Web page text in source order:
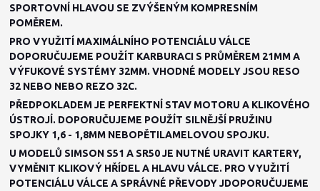
SPORTOVNÍ HLAVOU SE ZVÝŠENÝM KOMPRESNÍM
POMĚREM.
PRO VYUŽITÍ MAXIMÁLNÍHO POTENCIÁLU VÁLCE
DOPORUČUJEME POUŽÍT KARBURACI S PRŮMĚREM 21MM A
VÝFUKOVÉ SYSTÉMY 32MM. VHODNÉ MODELY JSOU RESO
32 NEBO NEBO REZO 32C.
PŘEDPOKLADEM JE PERFEKTNÍ STAV MOTORU A KLIKOVÉHO
ÚSTROJÍ. DOPORUČUJEME POUŽÍT SILNĚJŠÍ PRUŽINU
SPOJKY 1,6 - 1,8MM NEBOPĚTILAMELOVOU SPOJKU.
U MODELŮ SIMSON S51 A SR50 JE NUTNÉ URAVIT KARTERY,
VYMĚNIT KLIKOVÝ HŘÍDEL A HLAVU VÁLCE. PRO VYUŽITÍ
POTENCIÁLU VÁLCE A SPRÁVNÉ PŘEVODY JDOPORUČUJEME